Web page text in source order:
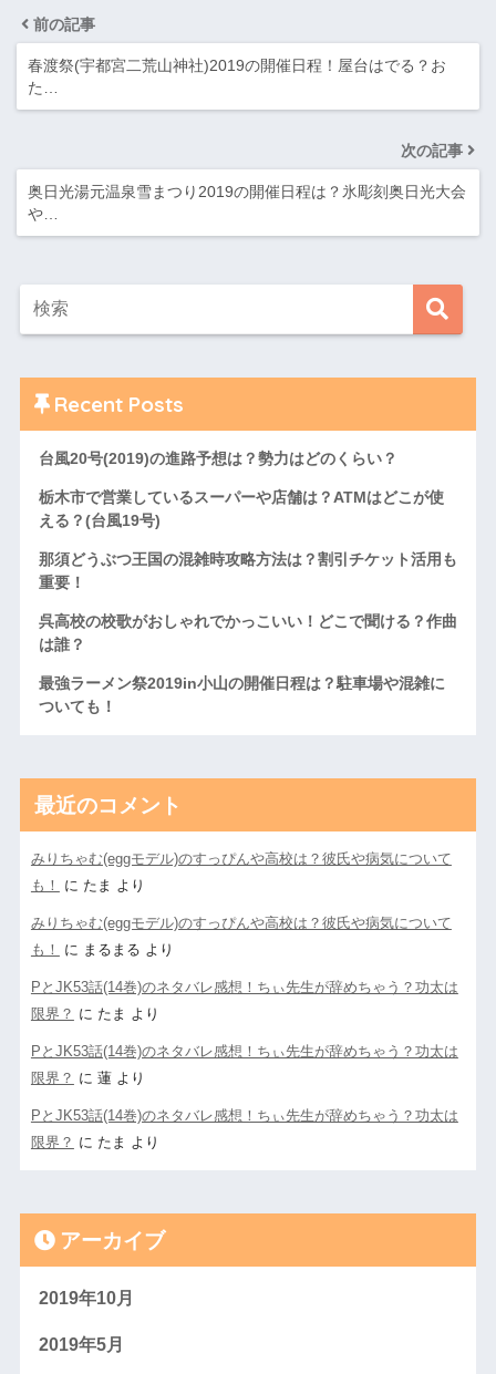
前の記事
春渡祭(宇都宮二荒山神社)2019の開催日程！屋台はでる？お
た…
次の記事
奥日光湯元温泉雪まつり2019の開催日程は？氷彫刻奥日光大会
や…
Recent Posts
台風20号(2019)の進路予想は？勢力はどのくらい？
栃木市で営業しているスーパーや店舗は？ATMはどこが使
える？(台風19号)
那須どうぶつ王国の混雑時攻略方法は？割引チケット活用も
重要！
呉高校の校歌がおしゃれでかっこいい！どこで聞ける？作曲
は誰？
最強ラーメン祭2019in小山の開催日程は？駐車場や混雑に
ついても！
最近のコメント
みりちゃむ(eggモデル)のすっぴんや高校は？彼氏や病気について
も！
に たま より
みりちゃむ(eggモデル)のすっぴんや高校は？彼氏や病気について
も！
に まるまる より
PとJK53話(14巻)のネタバレ感想！ちぃ先生が辞めちゃう？功太は
限界？ に たま より
PとJK53話(14巻)のネタバレ感想！ちぃ先生が辞めちゃう？功太は
限界？ に 蓮より
PとJK53話(14巻)のネタバレ感想！ちぃ先生が辞めちゃう？功太は
限界？ に たま より
アーカイブ
2019年10月
2019年5月